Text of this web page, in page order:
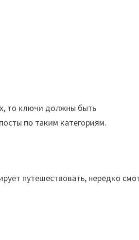
то ключи должны быть
по таким категориям.
путешествовать, нередко